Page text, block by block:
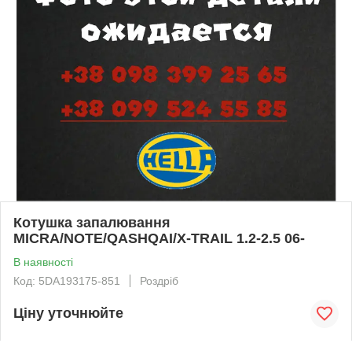
Котушка запалювання
MICRA/NOTE/QASHQAI/X-TRAIL 1.2-2.5 06-
В наявності
Код: 5DA193175-851
Роздріб
Ціну уточнюйте